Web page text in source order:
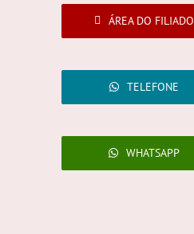
ÁREA DO FILIADO
TELEFONE
WHATSAPP